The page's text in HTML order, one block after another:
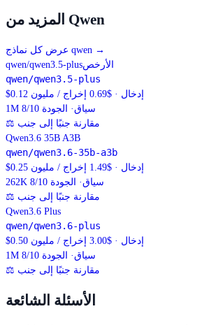
المزيد من Qwen
عرض كل نماذج qwen →
qwen/qwen3.5-plusالأرخص
qwen/qwen3.5-plus
$0.12 إدخال · $0.69 إخراج / مليون
1M
سياق· الجودة 8/10
⚖ مقارنة جنبًا إلى جنب
Qwen3.6 35B A3B
qwen/qwen3.6-35b-a3b
$0.25 إدخال · $1.49 إخراج / مليون
262K
سياق· الجودة 8/10
⚖ مقارنة جنبًا إلى جنب
Qwen3.6 Plus
qwen/qwen3.6-plus
$0.50 إدخال · $3.00 إخراج / مليون
1M
سياق· الجودة 8/10
⚖ مقارنة جنبًا إلى جنب
الأسئلة الشائعة